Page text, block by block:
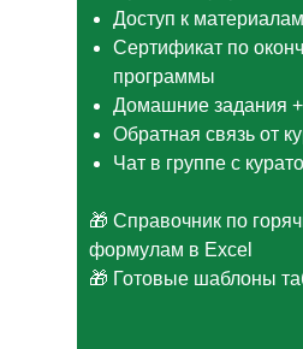
Доступ к
Сертификат по
программы
Домашние задания
Обратная связь от
Чат в группе с
🎁 Справочник по
формулам в Excel
🎁 Готовые шаблоны